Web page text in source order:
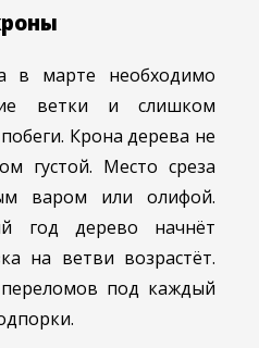
в марте необходимо
ветки и слишком
Крона дерева не
густой. Место среза
варом или олифой.
год дерево начнёт
на ветви возрастёт.
под каждый